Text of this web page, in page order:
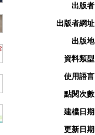
出版者
出版者網址
出版地
資料類型
使用語言
點閱次數
建檔日期
更新日期